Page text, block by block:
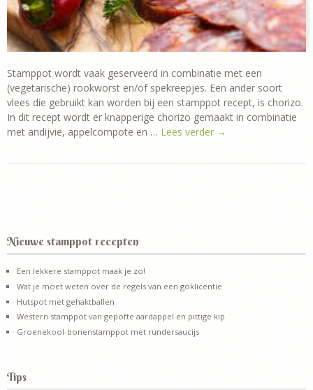
Stamppot wordt vaak geserveerd in combinatie met een
(vegetarische) rookworst en/of spekreepjes. Een ander soort
vlees die gebruikt kan worden bij een stamppot recept, is chorizo.
In dit recept wordt er knapperige chorizo gemaakt in combinatie
met andijvie, appelcompote en … Lees verder →
Nieuwe stamppot recepten
Een lekkere stamppot maak je zo!
Wat je moet weten over de regels van een goklicentie
Hutspot met gehaktballen
Western stamppot van gepofte aardappel en pittige kip
Groenekool-bonenstamppot met rundersaucijs
Tips